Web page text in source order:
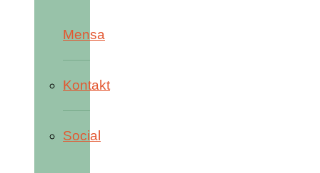
Mensa
Kontakt
Social